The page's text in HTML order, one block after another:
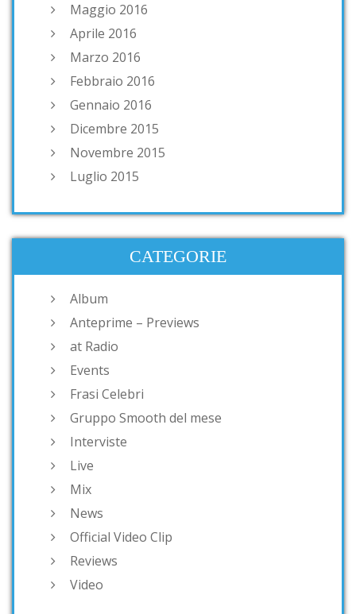
Maggio 2016
Aprile 2016
Marzo 2016
Febbraio 2016
Gennaio 2016
Dicembre 2015
Novembre 2015
Luglio 2015
CATEGORIE
Album
Anteprime – Previews
at Radio
Events
Frasi Celebri
Gruppo Smooth del mese
Interviste
Live
Mix
News
Official Video Clip
Reviews
Video